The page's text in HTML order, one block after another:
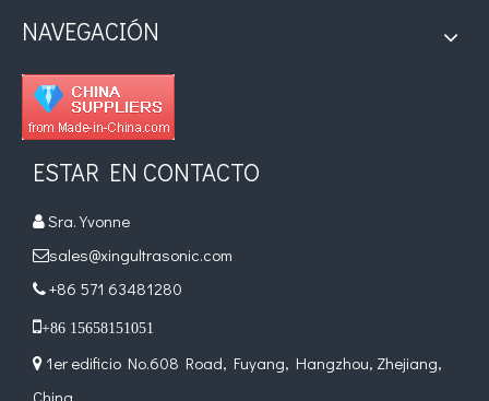
NAVEGACIÓN
ESTAR EN CONTACTO
 Sra. Yvonne
sales@xingultrasonic.com
 +86 571 63481280
+86 15658151051
 1er edificio No.608 Road, Fuyang, Hangzhou, Zhejiang,